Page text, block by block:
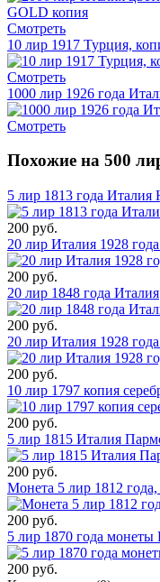
Смотреть
10 лир 1917 Турция,
Смотреть
1000 лир 1926 года
Смотреть
Похожие на 500
5 лир 1813 года Италия
200 руб.
20 лир Италия 1928
200 руб.
20 лир 1848 года Италия
200 руб.
20 лир Италия 1928
200 руб.
10 лир 1797 копия
200 руб.
5 лир 1815 Италия
200 руб.
Монета 5 лир 1812
200 руб.
5 лир 1870 года монеты
200 руб.